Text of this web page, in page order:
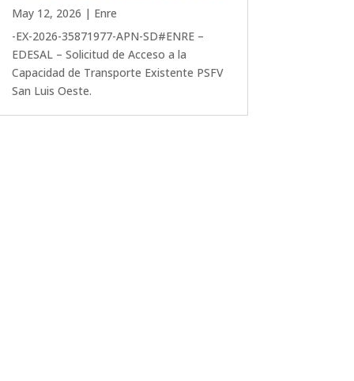
May 12, 2026 | Enre
-EX-2026-35871977-APN-SD#ENRE –
EDESAL – Solicitud de Acceso a la
Capacidad de Transporte Existente PSFV
San Luis Oeste.